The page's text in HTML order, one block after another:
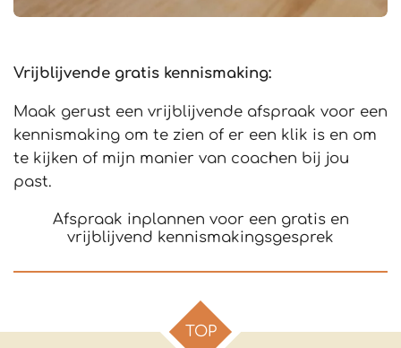
Vrijblijvende gratis kennismaking:
Maak gerust een vrijblijvende afspraak voor een
kennismaking om te zien of er een klik is en om
te kijken of mijn manier van coachen bij jou
past.
Afspraak inplannen voor een gratis en
vrijblijvend kennismakingsgesprek
TOP